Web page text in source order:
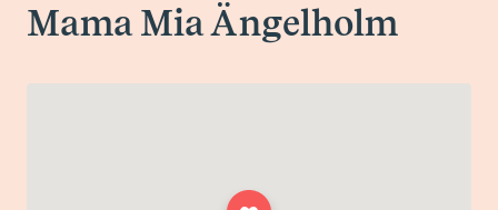
Mama Mia Ängelholm